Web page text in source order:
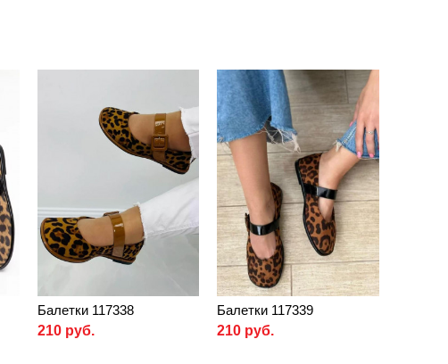
Балетки 117338
210 руб.
Балетки 117339
210 руб.